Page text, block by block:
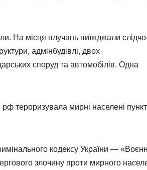
На місця влучань виїжджали
адмінбудівлі, двох
споруд та автомобілів. Одна
тероризувала мирні населені
кодексу України —
злочину проти мирного